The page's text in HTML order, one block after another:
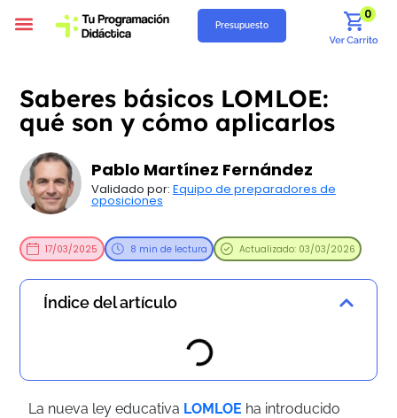
Presupuesto
0
Saberes básicos LOMLOE:
qué son y cómo aplicarlos
Pablo Martínez Fernández
Validado por: Equipo de preparadores de
oposiciones
17/03/2025 8 min de lectura Actualizado: 03/03/2026
Índice del artículo
La nueva ley educativa LOMLOE ha introducido